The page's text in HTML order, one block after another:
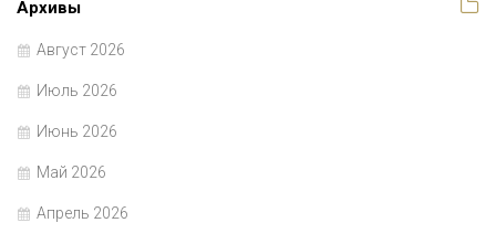
Архивы
Август 2026
Июль 2026
Июнь 2026
Май 2026
Апрель 2026